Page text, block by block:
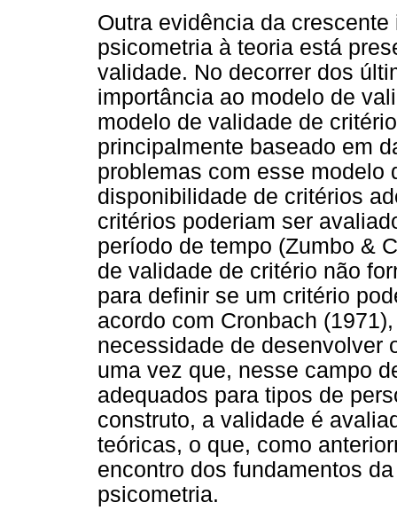
Outra evidência da
psicometria à teoria está
validade. No decorrer dos
importância ao modelo de
modelo de validade de
principalmente baseado em
problemas com esse modelo
disponibilidade de critérios
critérios poderiam ser
período de tempo (Zumbo &
de validade de critério não
para definir se um critério
acordo com Cronbach
necessidade de desenvolver
uma vez que, nesse campo
adequados para tipos de
construto, a validade é
teóricas, o que, como
encontro dos fundamentos
psicometria.